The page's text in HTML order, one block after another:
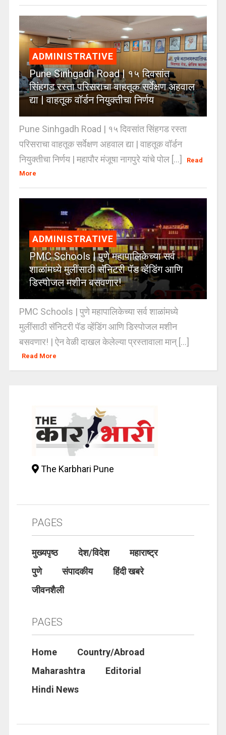
ADMINISTRATIVE
Pune Sinhgadh Road | १५ दिवसांत
सिंहगड रस्ता परिसराचा वाहतूक सर्वेक्षण अहवाल
द्या | वाहतूक वॉर्डन नियुक्तीचा निर्णय
Pune Sinhgadh Road | १५ दिवसांत सिंहगड रस्ता
परिसराचा वाहतूक सर्वेक्षण अहवाल द्या | वाहतूक वॉर्डन
नियुक्तीचा निर्णय | महापौर मंजूषा नागपुरे यांचे पोल [...]
Read
More
ADMINISTRATIVE
PMC Schools | पुणे महापालिकेच्या सर्व
शाळांमध्ये मुलींसाठी सॅनिटरी पॅड व्हेंडिंग आणि
डिस्पोजल मशीन बसवणार!
PMC Schools | पुणे महापालिकेच्या सर्व शाळांमध्ये
मुलींसाठी सॅनिटरी पॅड व्हेंडिंग आणि डिस्पोजल मशीन
बसवणार! | ऐन वेळी दाखल केलेल्या प्रस्तावाला मान् [...]
Read More
The Karbhari Pune
PAGES
मुख्यपृष्ठ देश/विदेश
महाराष्ट्र
पुणे
संपादकीय
हिंदी खबरे
जीवनशैली
PAGES
Home
Country/Abroad
Maharashtra
Editorial
Hindi News